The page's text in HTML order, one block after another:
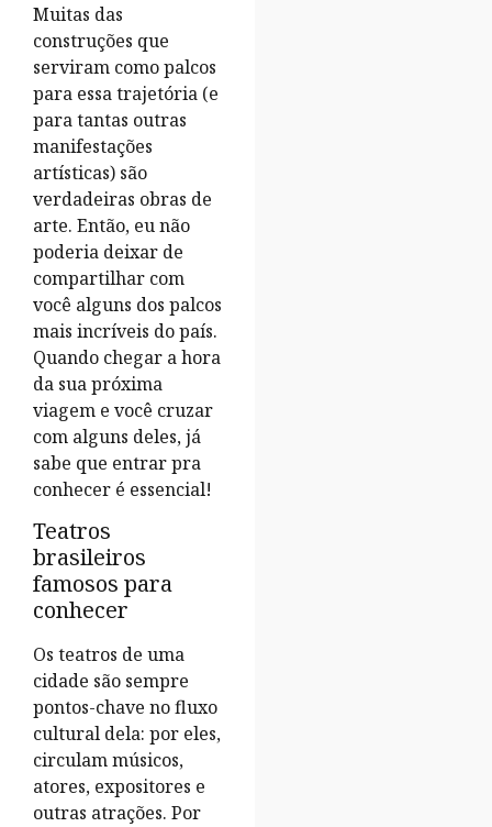
Muitas das
construções que
serviram como palcos
para essa trajetória (e
para tantas outras
manifestações
artísticas) são
verdadeiras obras de
arte. Então, eu não
poderia deixar de
compartilhar com
você alguns dos palcos
mais incríveis do país.
Quando chegar a hora
da sua próxima
viagem e você cruzar
com alguns deles, já
sabe que entrar pra
conhecer é essencial!
Teatros
brasileiros
famosos para
conhecer
Os teatros de uma
cidade são sempre
pontos-chave no fluxo
cultural dela: por eles,
circulam músicos,
atores, expositores e
outras atrações. Por